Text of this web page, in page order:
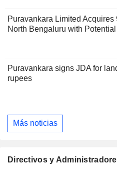
Puravankara Limited
North Bengaluru with
Puravankara signs JDA for
rupees
Más noticias
Directivos y